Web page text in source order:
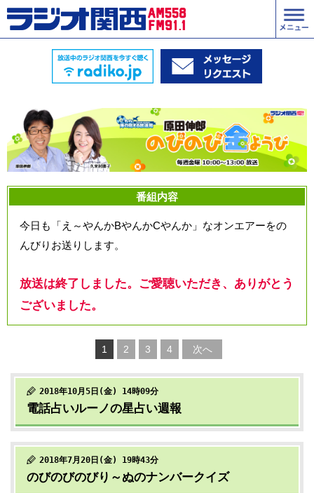
番組内容
今日も「え～やんかBやんかCやんか」なオンエアーをの
んびりお送りします。
放送は終了しました。ご愛聴いただき、ありがとう
ございました。
1 2 3 4 次へ
2018年10月5日(金) 14時09分
電話占いルーノの星占い週報
2018年7月20日(金) 19時43分
のびのびのびり～ぬのナンバークイズ